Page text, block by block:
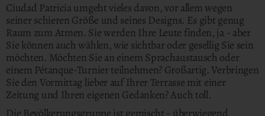
Ciudad Patricia umgeht vieles davon, vor allem wegen
seiner schieren Größe und seines Designs. Es gibt genug
Raum zum Atmen. Sie werden Ihre Leute finden, ja - aber
Sie können auch wählen, wie sichtbar oder gesellig Sie sein
möchten. Möchten Sie an einem Sprachaustausch oder
einem Pétanque-Turnier teilnehmen? Großartig. Verbringen
Sie den Vormittag lieber auf Ihrer Terrasse mit einer
Zeitung und Ihren eigenen Gedanken? Auch toll.
Die Bevölkerungsgruppe ist gemischt - überwiegend